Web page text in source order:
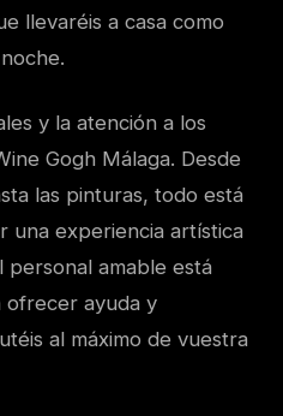
llevaréis a casa como
y la atención a los
Gogh Málaga. Desde
las pinturas, todo está
una experiencia artística
personal amable está
ofrecer ayuda y
al máximo de vuestra